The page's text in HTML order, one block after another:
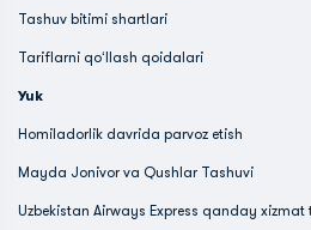
Tashuv bitimi shartlari
Tariflarni qoʻllash qoidalari
Yuk
Homiladorlik davrida parvoz etish
Mayda Jonivor va Qushlar Tashuvi
Uzbekistan Airways Express qanday xizmat